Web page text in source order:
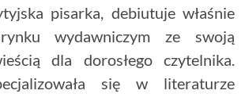
pisarka, debiutuje właśnie
wydawniczym ze swoją
dla dorosłego czytelnika.
się w literaturze